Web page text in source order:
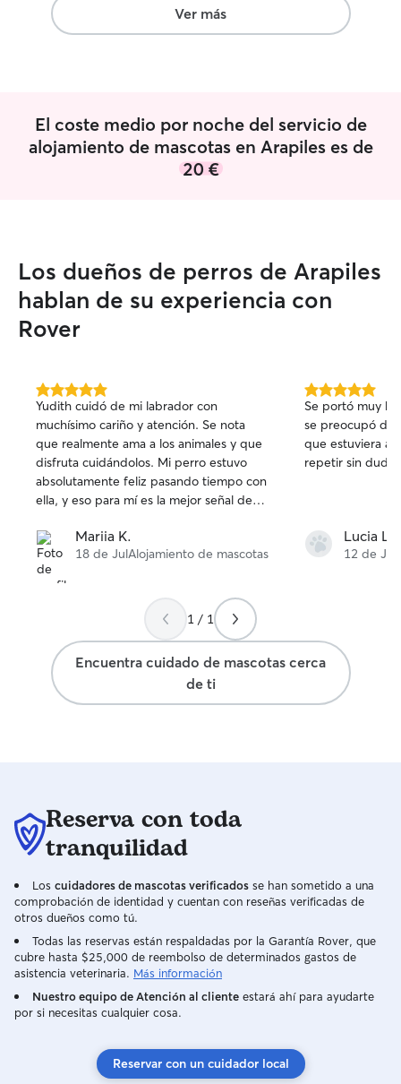
cualquiera que busque ña cuidadora de
confianza
Ver más
El coste medio por noche del servicio de
alojamiento de mascotas en Arapiles es de
20 €
Los dueños de perros de Arapiles
hablan de su experiencia con
Rover
5.0
de
5
estrellas
Yudith cuidó de mi labrador con
muchísimo cariño y atención. Se nota
que realmente ama a los animales y que
disfruta cuidándolos. Mi perro estuvo
absolutamente feliz pasando tiempo con
ella, y eso para mí es la mejor señal de
quedé tranquila y muy contenta con su
cuidado. Recomiendo a Yudith de todo
corazón y, sin duda, volvería a confiarle a
Mariia K.
18 de JulAlojamiento de mascotas
5.0
de
5
estrellas
Se portó muy
se preocupó de
que estuviera a
repetir sin
Lucia L.
12 de Jul
1 / 1
Encuentra cuidado de mascotas cerca
de ti
Reserva con toda
tranquilidad
Los cuidadores de mascotas verificados se han sometido a una
comprobación de identidad y cuentan con reseñas verificadas de
otros dueños como tú.
Todas las reservas están respaldadas por la Garantía Rover, que
cubre hasta $25,000 de reembolso de determinados gastos de
asistencia veterinaria. Más información
Nuestro equipo de Atención al cliente estará ahí para ayudarte
por si necesitas cualquier cosa.
Reservar con un cuidador local